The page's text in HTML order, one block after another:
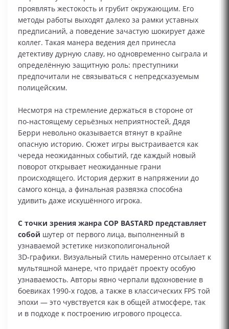
проявлять жестокость и грубит окружающим. Его
методы работы выходят далеко за рамки уставных
предписаний, а поведение зачастую шокирует даже
коллег. Такая манера ведения дел принесла
детективу дурную славу, но одновременно сыграла и
определённую защитную роль: преступники
предпочитали не связываться с непредсказуемым
полицейским.
Несмотря на стремление держаться в стороне от
по‑настоящему серьёзных неприятностей, Дядя
Берри невольно оказывается втянут в крайне
опасную историю. Сюжет игры выстраивается как
череда неожиданных событий, где каждый новый
поворот открывает неожиданные грани
происходящего. История держит в напряжении до
самого конца, а финальная развязка способна
удивить даже искушённого игрока.
С точки зрения жанра COP BASTARD представляет
собой шутер от первого лица, выполненный в
узнаваемой эстетике низкополигональной
3D‑графики. Визуальный стиль намеренно отсылает к
мультяшной манере, что придаёт проекту особую
узнаваемость. Авторы явно черпали вдохновение в
боевиках 1990‑х годов, а также в классических FPS той
эпохи — это чувствуется как в общей атмосфере, так
и в подходе к построению игрового процесса.